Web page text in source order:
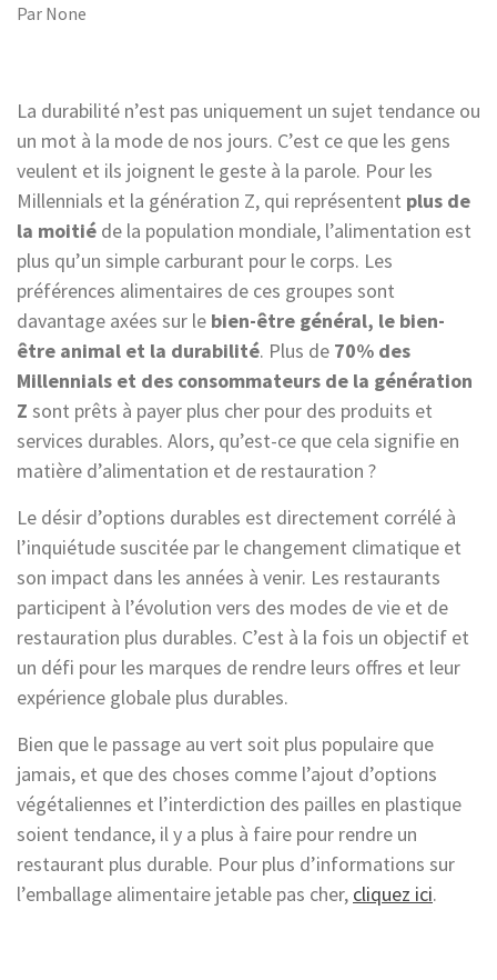
Par None
La durabilité n’est pas uniquement un sujet tendance ou
un mot à la mode de nos jours. C’est ce que les gens
veulent et ils joignent le geste à la parole. Pour les
Millennials et la génération Z, qui représentent plus de
la moitié de la population mondiale, l’alimentation est
plus qu’un simple carburant pour le corps. Les
préférences alimentaires de ces groupes sont
davantage axées sur le bien-être général, le bien-
être animal et la durabilité. Plus de 70% des
Millennials et des consommateurs de la génération
Z sont prêts à payer plus cher pour des produits et
services durables. Alors, qu’est-ce que cela signifie en
matière d’alimentation et de restauration ?
Le désir d’options durables est directement corrélé à
l’inquiétude suscitée par le changement climatique et
son impact dans les années à venir. Les restaurants
participent à l’évolution vers des modes de vie et de
restauration plus durables. C’est à la fois un objectif et
un défi pour les marques de rendre leurs offres et leur
expérience globale plus durables.
Bien que le passage au vert soit plus populaire que
jamais, et que des choses comme l’ajout d’options
végétaliennes et l’interdiction des pailles en plastique
soient tendance, il y a plus à faire pour rendre un
restaurant plus durable. Pour plus d’informations sur
l’emballage alimentaire jetable pas cher, cliquez ici.